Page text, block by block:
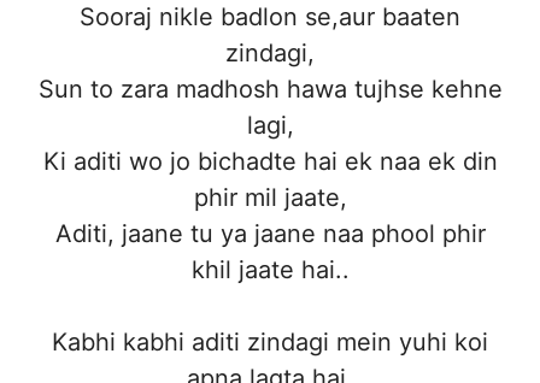
Sooraj nikle badlon se,aur baaten
zindagi,
Sun to zara madhosh hawa tujhse kehne
lagi,
Ki aditi wo jo bichadte hai ek naa ek din
phir mil jaate,
Aditi, jaane tu ya jaane naa phool phir
khil jaate hai..
Kabhi kabhi aditi zindagi mein yuhi koi